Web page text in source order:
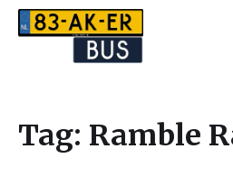
Tag: Ramble